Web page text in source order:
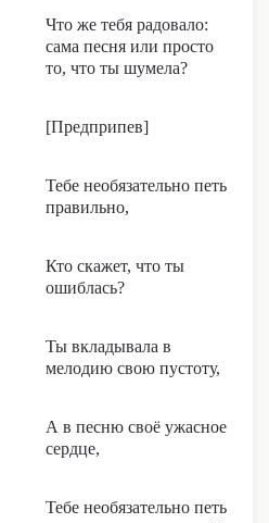
Что же тебя радовало:
сама песня или просто
то, что ты шумела?
[Предприпев]
Тебе необязательно петь
правильно,
Кто скажет, что ты
ошиблась?
Ты вкладывала в
мелодию свою пустоту,
А в песню своё ужасное
сердце,
Тебе необязательно петь